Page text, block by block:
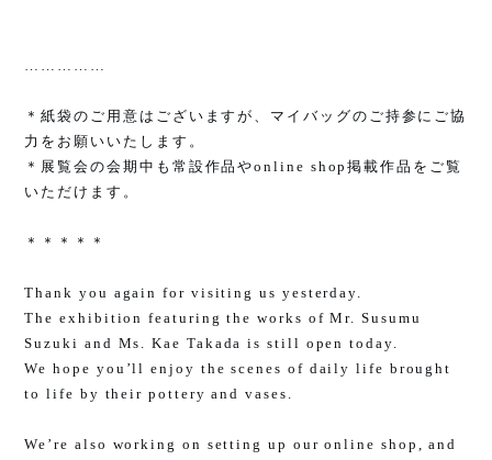
……………
＊紙袋のご用意はございますが、マイバッグのご持参にご協
力をお願いいたします。
＊展覧会の会期中も常設作品やonline shop掲載作品をご覧
いただけます。
＊＊＊＊＊
Thank you again for visiting us yesterday.
The exhibition featuring the works of Mr. Susumu
Suzuki and Ms. Kae Takada is still open today.
We hope you’ll enjoy the scenes of daily life brought
to life by their pottery and vases.
We’re also working on setting up our online shop, and